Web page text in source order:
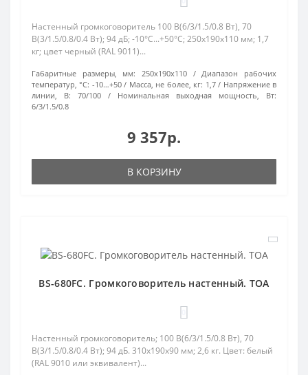
Настенный громкоговоритель 100 В(6/3/1.5/0.8 Вт), 70
В(3/1.5/0.8/0.4 Вт); 94 дБ; -10°C...+50°C; 250х190х110 мм; 1,7
кг; цвет черный (RAL 9011)...
Габаритные размеры, мм: 250x190x110
Диапазон рабочих
температур, °С: -10…+50 Масса, не более, кг: 1,7
Напряжение в
линии, В:
70/100
Номинальная выходная мощность, Вт:
6/3/1.5/0.8
9 357р.
В КОРЗИНУ
BS-680FC. Громкоговоритель настенный. TOA
Настенный громкоговоритель; 100 В(6/3/1.5/0.8 Вт), 70
В(3/1.5/0.8/0.4 Вт); 94 дБ. 310х190х90 мм; 2,6 кг. Цвет: белый
(RAL 9010 или эквивалент)...